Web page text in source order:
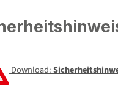
Download: